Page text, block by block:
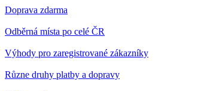
+
Doprava zdarma
Odběrná místa po celé ČR
Výhody pro zaregistrované zákazníky
Různe druhy platby a dopravy